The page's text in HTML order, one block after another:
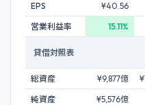
EPS
¥40.56
営業利益率
15.11%
貸借対照表
総資産 ¥9,877億
純資産
¥5,576億